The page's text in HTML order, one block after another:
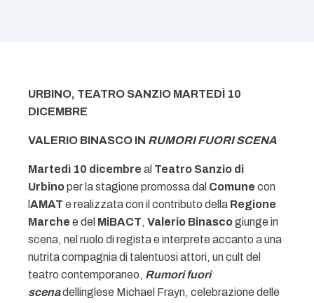
URBINO, TEATRO SANZIO MARTEDÌ 10
DICEMBRE
VALERIO BINASCO IN RUMORI FUORI SCENA
Martedì 10 dicembre al Teatro Sanzio di
Urbinoper la stagione promossa dal Comune con
AMAT e realizzata con il contributo della Regione
Marche e del MiBACT, Valerio Binascogiunge in
scena, nel ruolo di regista e interprete accanto a una
nutrita compagnia di talentuosi attori, un cult del
teatro contemporaneo, Rumori fuori
scenadellinglese Michael Frayn, celebrazione delle